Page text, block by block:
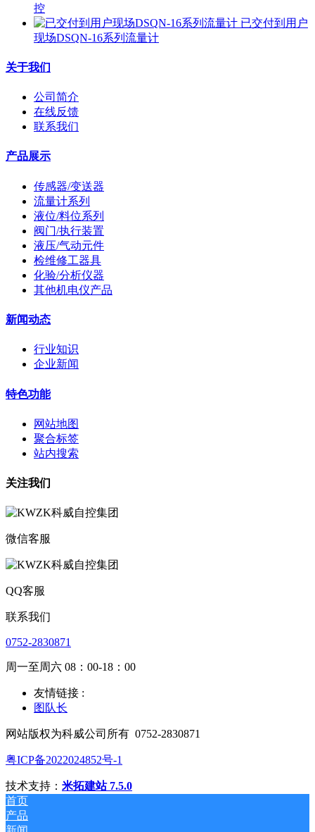
控
已交付到用户
现场DSQN-16系列流量计
关于我们
公司简介
在线反馈
联系我们
产品展示
传感器/变送器
流量计系列
液位/料位系列
阀门/执行装置
液压/气动元件
检维修工器具
化验/分析仪器
其他机电仪产品
新闻动态
行业知识
企业新闻
特色功能
网站地图
聚合标签
站内搜索
关注我们
微信客服
QQ客服
联系我们
0752-2830871
周一至周六 08：00-18：00
友情链接 :
图队长
网站版权为科威公司所有 0752-2830871
粤ICP备2022024852号-1
技术支持： 米拓建站 7.5.0
首页
产品